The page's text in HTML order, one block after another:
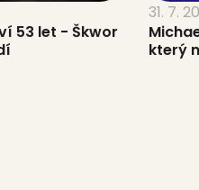
53 let - Škwor
31. 7.
který